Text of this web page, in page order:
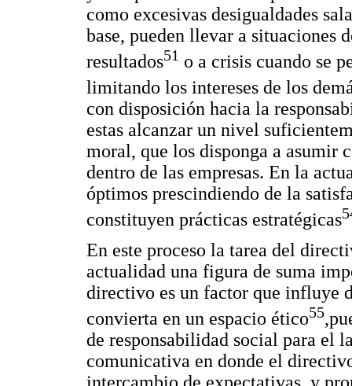
como excesivas desigualdades
base, pueden llevar a situaciones
resultados51 o a crisis cuando se
limitando los intereses de los
con disposición hacia la
estas alcanzar un nivel
moral, que los disponga a asumir
dentro de las empresas. En la
óptimos prescindiendo de la
constituyen prácticas estratégicas
En este proceso la tarea del
actualidad una figura de suma
directivo es un factor que influye
convierta en un espacio ético55
de responsabilidad social para el
comunicativa en donde el